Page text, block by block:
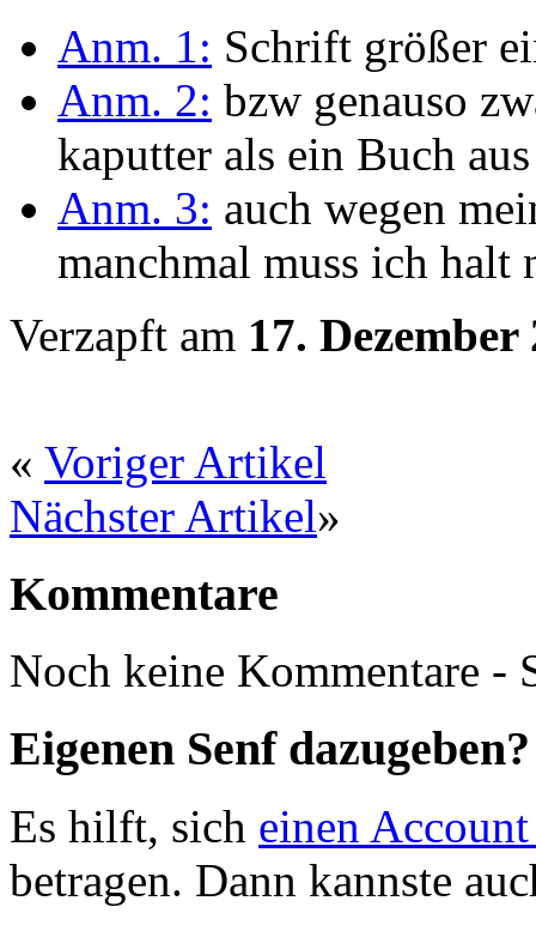
Anm. 1: Schrift größer
Anm. 2: bzw genauso
kaputter als ein Buch
Anm. 3: auch wegen
manchmal muss ich halt
Verzapft am 17. Dezember
« Voriger Artikel
Nächster Artikel»
Kommentare
Noch keine Kommentare -
Eigenen Senf dazugeben?
Es hilft, sich einen
betragen. Dann kannste